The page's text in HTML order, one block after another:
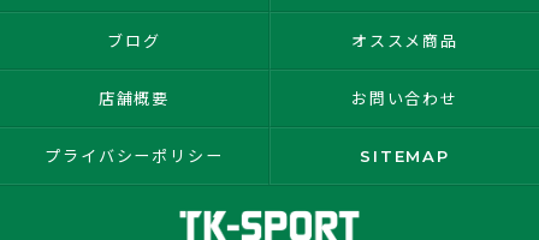
ブログ オススメ商品
店舗概要 お問い合わせ
プライバシーポリシー SITEMAP